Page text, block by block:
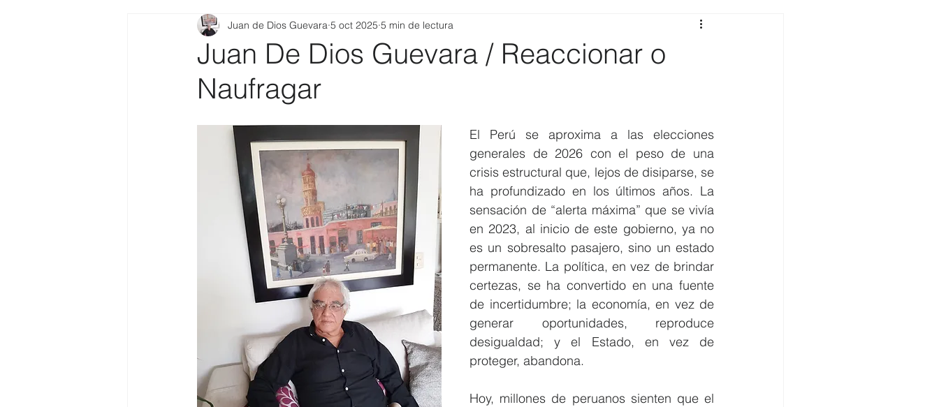
Juan De Dios Guevara / Reaccionar o
Naufragar
Juan de Dios Guevara 5 oct 2025 5 min de lectura
El Perú se aproxima a las elecciones
generales de 2026 con el peso de una
crisis estructural que, lejos de disiparse, se
ha profundizado en los últimos años. La
sensación de “alerta máxima” que se vivía
en 2023, al inicio de este gobierno, ya no
es un sobresalto pasajero, sino un estado
permanente. La política, en vez de brindar
certezas, se ha convertido en una fuente
de incertidumbre; la economía, en vez de
generar oportunidades, reproduce
desigualdad; y el Estado, en vez de
proteger, abandona.
Hoy, millones de peruanos sienten que el